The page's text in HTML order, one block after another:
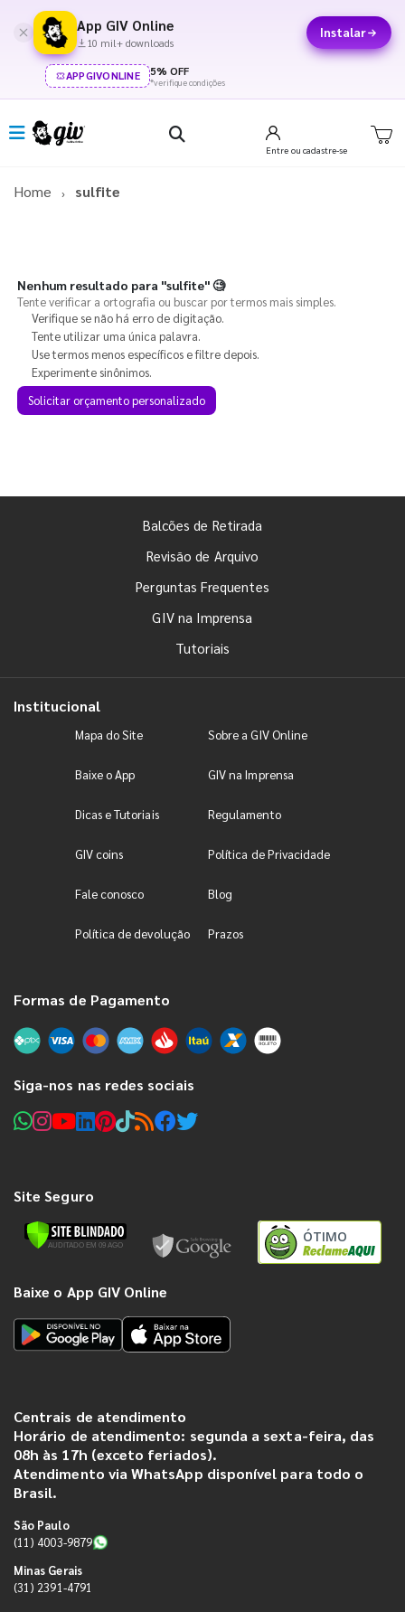
App GIV Online
10 mil+ downloads
Instalar
APPGIVONLINE 5% OFF
*verifique condições
Entre ou cadastre-se
Home sulfite
Nenhum resultado para "sulfite"🧐
Tente verificar a ortografia ou buscar por termos mais simples.
Verifique se não há erro de digitação.
Tente utilizar uma única palavra.
Use termos menos específicos e filtre depois.
Experimente sinônimos.
Solicitar orçamento personalizado
Balcões de Retirada
Revisão de Arquivo
Perguntas Frequentes
GIV na Imprensa
Tutoriais
Institucional
Mapa do Site Sobre a GIV Online
Baixe o App GIV na Imprensa
Dicas e Tutoriais Regulamento
GIV coins Política de Privacidade
Fale conosco Blog
Política de devolução Prazos
Formas de Pagamento
Siga-nos nas redes sociais
Site Seguro
ÓTIMO
Baixe o App GIV Online
Centrais de atendimento
Horário de atendimento: segunda a sexta-feira, das
08h às 17h (exceto feriados).
Atendimento via WhatsApp disponível para todo o
Brasil.
São Paulo
(11) 4003-9879
Minas Gerais
(31) 2391-4791